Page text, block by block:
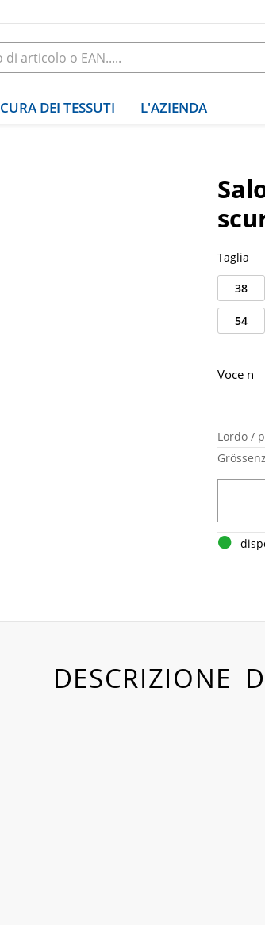
CURA DEI TESSUTI L'AZIENDA
Taglia
38
54
Lordo /
Voce n
DESCRIZIONE